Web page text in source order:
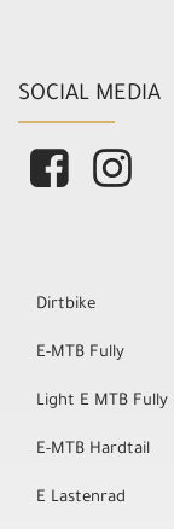
SOCIAL MEDIA
Dirtbike
E-MTB Fully
Light E MTB Fully
E-MTB Hardtail
E Lastenrad